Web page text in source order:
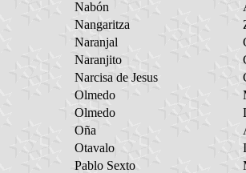
Nabón
Nangaritza
Naranjal
Naranjito
Narcisa de Jesus
Olmedo
Olmedo
Oña
Otavalo
Pablo Sexto